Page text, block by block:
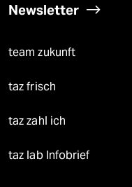
Newsletter
team zukunft
taz frisch
taz zahl ich
taz lab Infobrief